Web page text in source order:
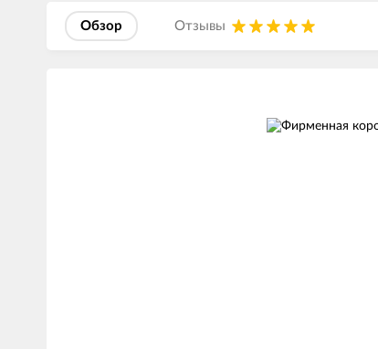
Обзор Отзывы